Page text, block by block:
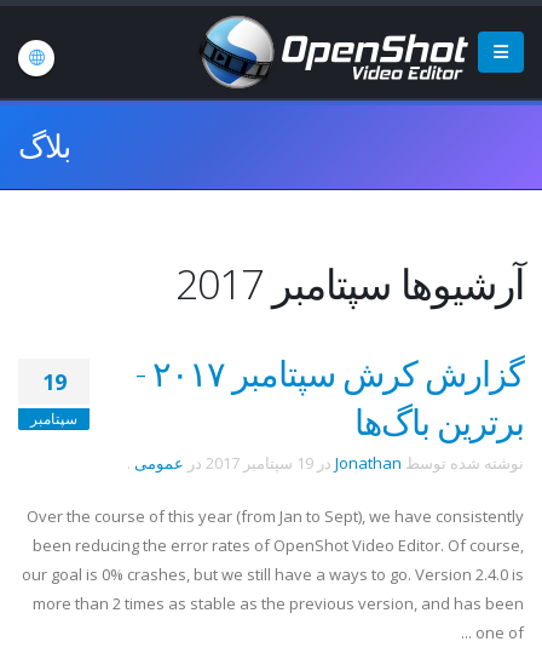
بلاگ
آرشیوها سپتامبر 2017
19
سپتامبر
گزارش کرش سپتامبر ۲۰۱۷ -
برترین باگ‌ها
نوشته شده توسط Jonathan در 19 سپتامبر 2017 در عمومی .
Over the course of this year (from Jan to Sept), we have consistently
been reducing the error rates of OpenShot Video Editor. Of course,
our goal is 0% crashes, but we still have a ways to go. Version 2.4.0 is
more than 2 times as stable as the previous version, and has been
one of ...